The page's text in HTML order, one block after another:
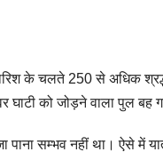
बारिश के चलते 250 से अधिक
को जोड़ने वाला पुल बह
पाना सम्भव नहीं था। ऐसे में